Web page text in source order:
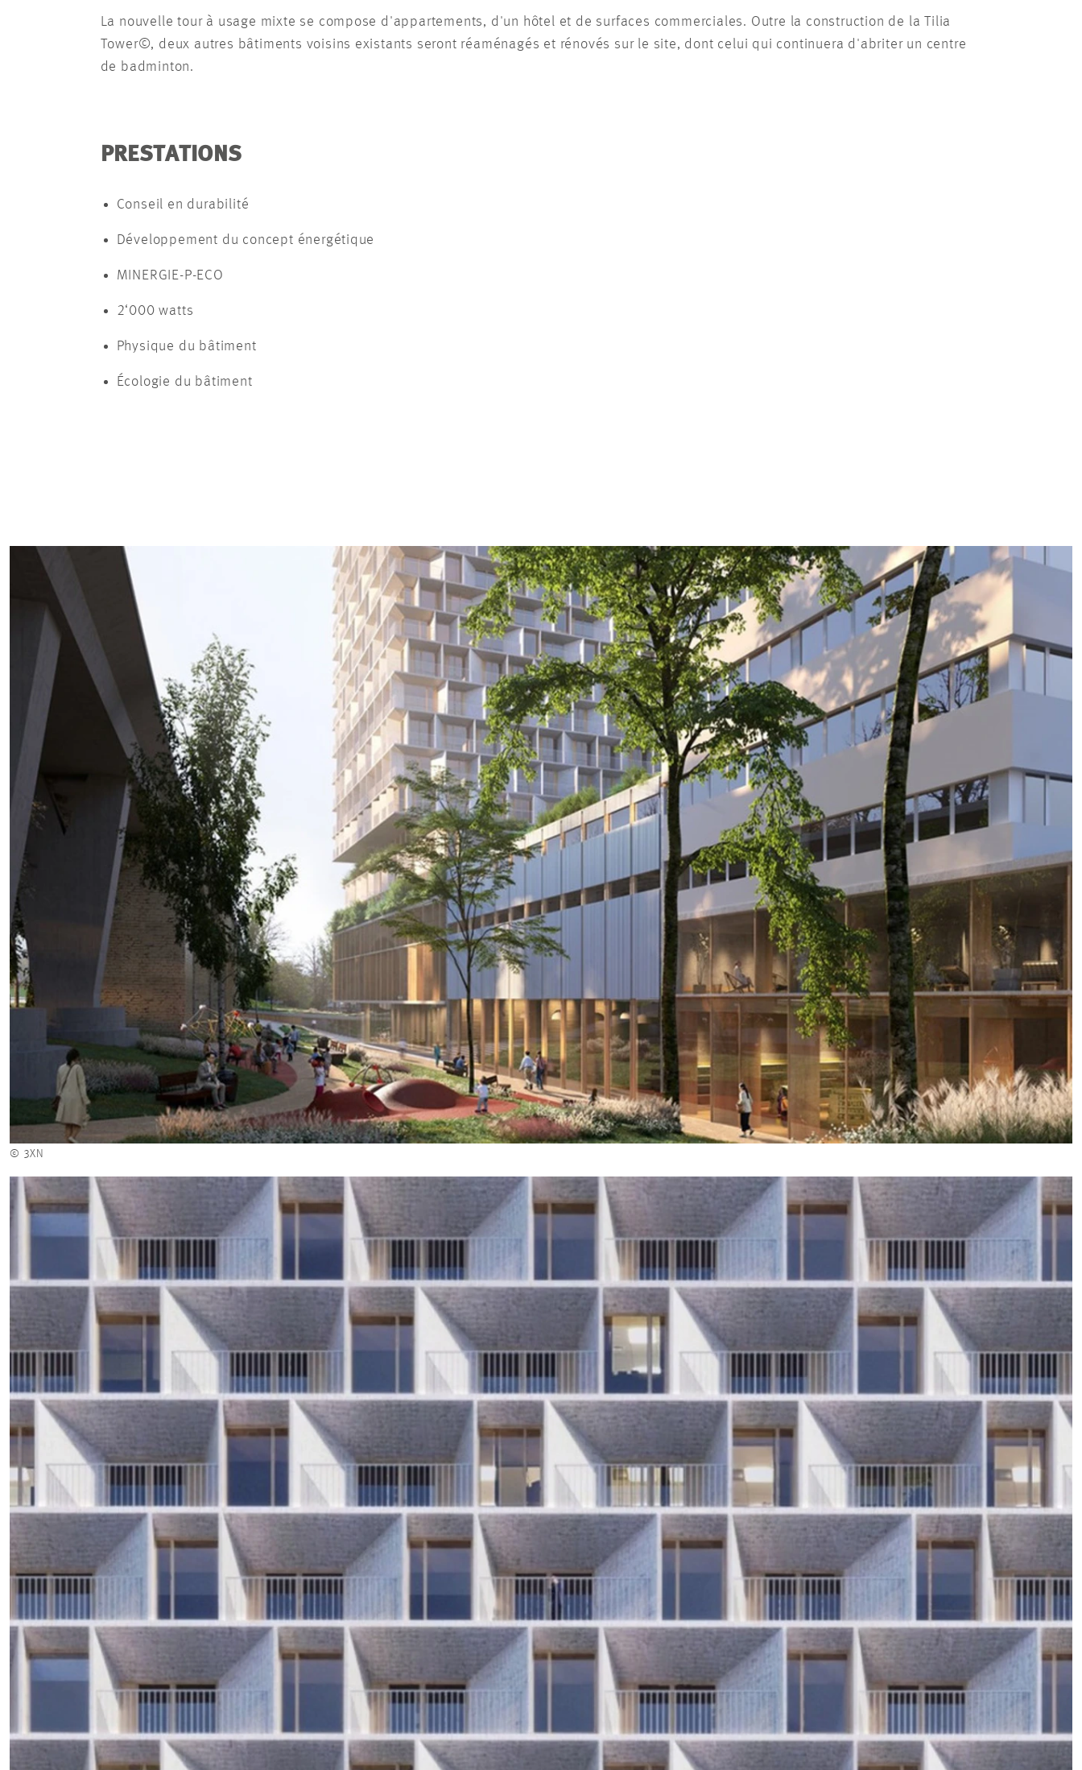
La nouvelle tour à usage mixte se compose d'appartements, d'un hôtel et de surfaces commerciales. Outre la construction de la Tilia
Tower©, deux autres bâtiments voisins existants seront réaménagés et rénovés sur le site, dont celui qui continuera d'abriter un centre
de badminton.
PRESTATIONS
Conseil en durabilité
Développement du concept énergétique
MINERGIE-P-ECO
2‘000 watts
Physique du bâtiment
Écologie du bâtiment
© 3XN